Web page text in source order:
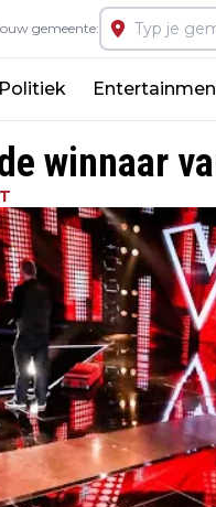
gemeente:
Politiek
winnaar